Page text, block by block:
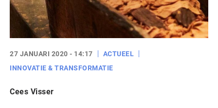
27 JANUARI 2020 - 14:17
ACTUEEL
INNOVATIE & TRANSFORMATIE
Cees Visser